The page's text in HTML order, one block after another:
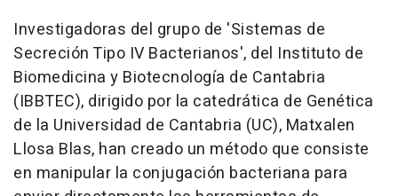
Investigadoras del grupo de 'Sistemas de
Secreción Tipo IV Bacterianos', del Instituto de
Biomedicina y Biotecnología de Cantabria
(IBBTEC), dirigido por la catedrática de Genética
de la Universidad de Cantabria (UC), Matxalen
Llosa Blas, han creado un método que consiste
en manipular la conjugación bacteriana para